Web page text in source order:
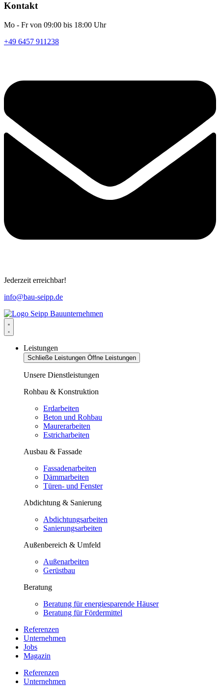
Kontakt
Mo - Fr von 09:00 bis 18:00 Uhr
+49 6457 911238
Jederzeit erreichbar!
info@bau-seipp.de
Leistungen
Schließe Leistungen Öffne Leistungen
Unsere Dienstleistungen
Rohbau & Konstruktion
Erdarbeiten
Beton und Rohbau
Maurerarbeiten
Estricharbeiten
Ausbau & Fassade
Fassadenarbeiten
Dämmarbeiten
Türen- und Fenster
Abdichtung & Sanierung
Abdichtungsarbeiten
Sanierungsarbeiten
Außenbereich & Umfeld
Außenarbeiten
Gerüstbau
Beratung
Beratung für energiesparende Häuser
Beratung für Fördermittel
Referenzen
Unternehmen
Jobs
Magazin
Referenzen
Unternehmen